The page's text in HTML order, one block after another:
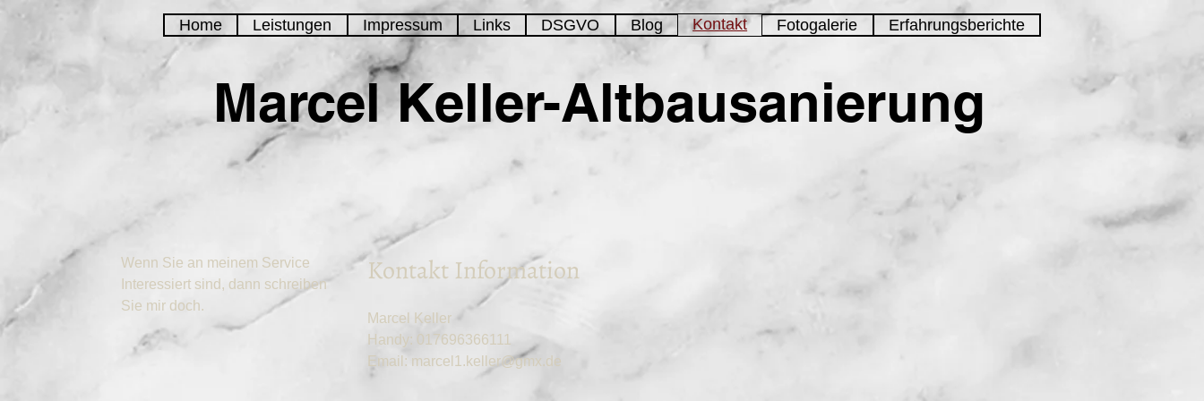
Home Leistungen Impressum Links DSGVO Blog Kontakt Fotogalerie Erfahrungsberichte
Marcel Keller-Altbausanierung
Wenn Sie an meinem Service
Interessiert sind, dann schreiben
Sie mir doch.
Kontakt Information
Marcel Keller
Handy: 017696366111
Email: marcel1.keller@gmx.de